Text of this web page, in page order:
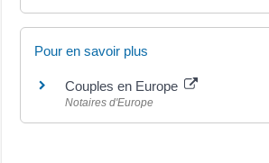
Pour en savoir plus
Couples en Europe
Notaires d'Europe